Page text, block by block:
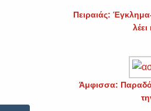
Πειραιάς:
Άμφισσα: